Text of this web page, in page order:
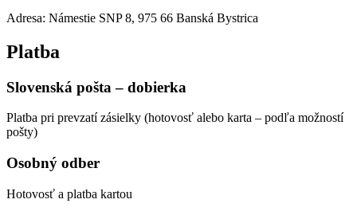
Adresa: Námestie SNP 8, 975 66 Banská Bystrica
Platba
Slovenská pošta – dobierka
Platba pri prevzatí zásielky (hotovosť alebo karta – podľa možností
pošty)
Osobný odber
Hotovosť a platba kartou